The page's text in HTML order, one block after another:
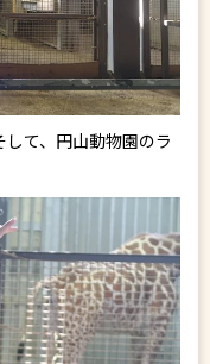
て、円山動物園のラ